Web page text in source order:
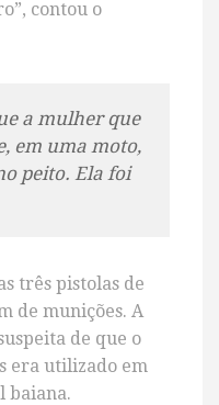
contou o
a mulher que
em uma moto,
peito. Ela foi
três pistolas de
de munições. A
de que o
era utilizado em
baiana.